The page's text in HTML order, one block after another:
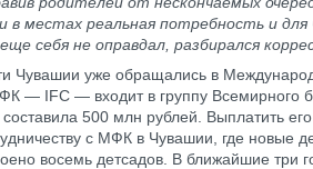
местах реальная потребность и для
себя не оправдал, разбирался
Чувашии уже обращались в
— IFC — входит в группу Всемирного
500 млн рублей. Выплатить
с МФК в Чувашии, где новые
восемь детсадов. В ближайшие три